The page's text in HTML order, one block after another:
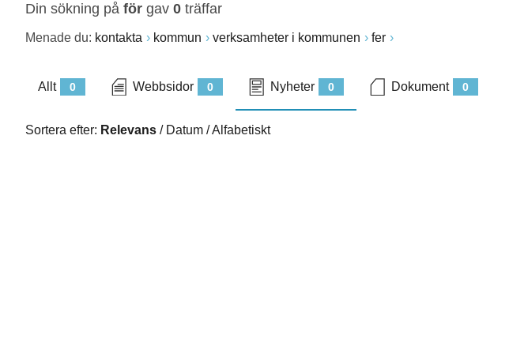
Din sökning på för gav 0 träffar
Menade du: kontakta kommun verksamheter i kommunen fer
0
Allt 0
Webbsidor 0
Nyheter 0
Dokument
Sortera efter: Relevans / Datum /Alfabetiskt